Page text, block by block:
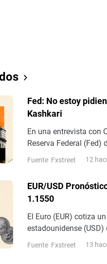
Fed: No estoy
Kashkari
En una entrevista con
Reserva Federal (Fed)
pidiendo un aumento
Fuente Fxstreet 12
EUR/USD
1.1550
El Euro (EUR) cotiza
estadounidense
miércoles. El par de
estadounidense
Fuente Fxstreet 13